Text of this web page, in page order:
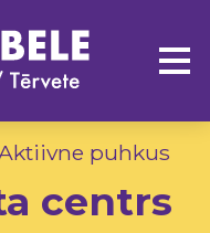
puhkus
centrs